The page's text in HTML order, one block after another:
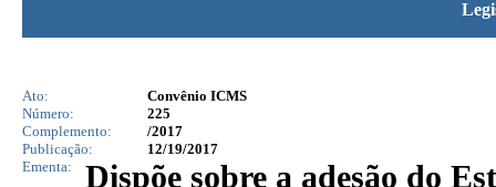
Ato:
Convênio ICMS
Número:
225
Complemento:
/2017
Publicação:
12/19/2017
Ementa:
Dispõe sobre a adesão do